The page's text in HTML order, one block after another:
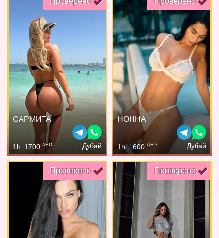
САРМИТА
1h: 1700 AED Дубай
НОННА
1h: 1600 AED Дубай
Проверено Проверено